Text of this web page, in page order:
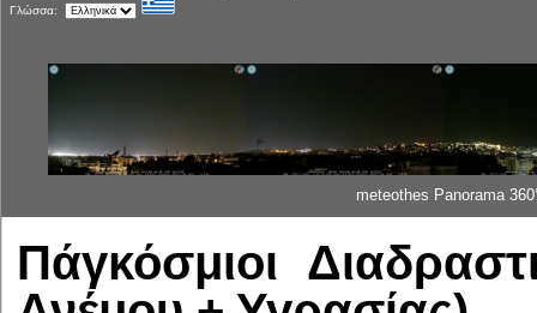
Γλώσσα:
meteothes Panorama
Πάγκόσμιοι